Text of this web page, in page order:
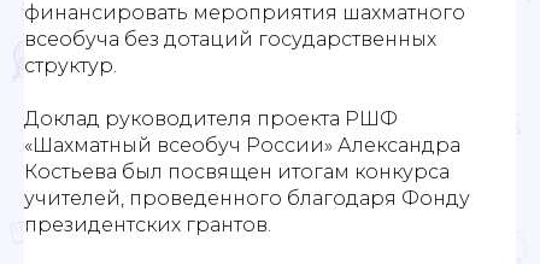
финансировать мероприятия шахматного
всеобуча без дотаций государственных
структур.
Доклад руководителя проекта РШФ
«Шахматный всеобуч России» Александра
Костьева был посвящен итогам конкурса
учителей, проведенного благодаря Фонду
президентских грантов.